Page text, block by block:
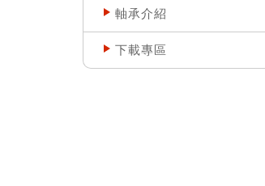
軸承介紹
下載專區